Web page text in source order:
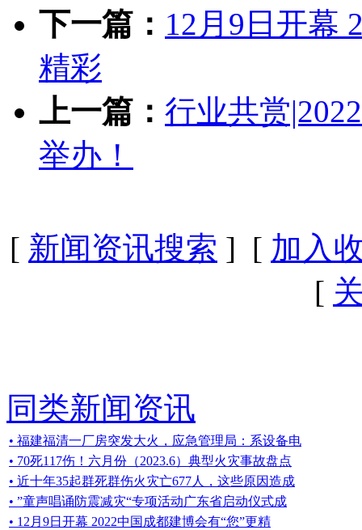
下一篇： 12月9日开幕
精彩
上一篇： 行业共赏
举办！
[ 新闻资讯搜索 ] [ 加入
[
同类新闻资讯
• 福建福清一厂房突发大火，应急管理局：系设备电
• 70死117伤！六月份（2023.6）典型火灾事故盘点
• 近十年35起群死群伤火灾亡677人，这些原因造成
• ”童声唱诵防震减灾“专项活动广东省启动仪式成
• 12月9日开幕 2022中国成都建博会有“您”更精